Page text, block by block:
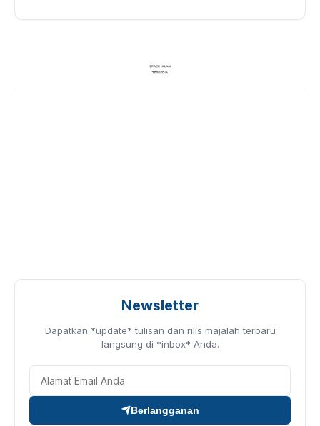
Newsletter
Dapatkan *update* tulisan dan rilis majalah terbaru
langsung di *inbox* Anda.
Berlangganan